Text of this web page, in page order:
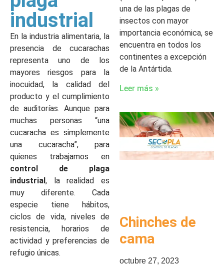
industrial
En la industria alimentaria, la
presencia de cucarachas
representa uno de los
mayores riesgos para la
inocuidad, la calidad del
producto y el cumplimiento
de auditorías. Aunque para
muchas personas “una
cucaracha es simplemente
una cucaracha”, para
quienes trabajamos en
control de plaga
industrial, la realidad es
muy diferente. Cada
especie tiene hábitos,
ciclos de vida, niveles de
resistencia, horarios de
actividad y preferencias de
refugio únicas.
una de las plagas de
insectos con mayor
importancia económica, se
encuentra en todos los
continentes a excepción
de la Antártida.
Leer más »
Chinches de
cama
octubre 27, 2023